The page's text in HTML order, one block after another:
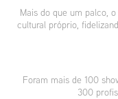
Mais do que um palco,
cultural próprio,
Foram mais de 100
300